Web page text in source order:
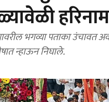
भगव्या पताका उंचावत
न्हाऊन निघाले.